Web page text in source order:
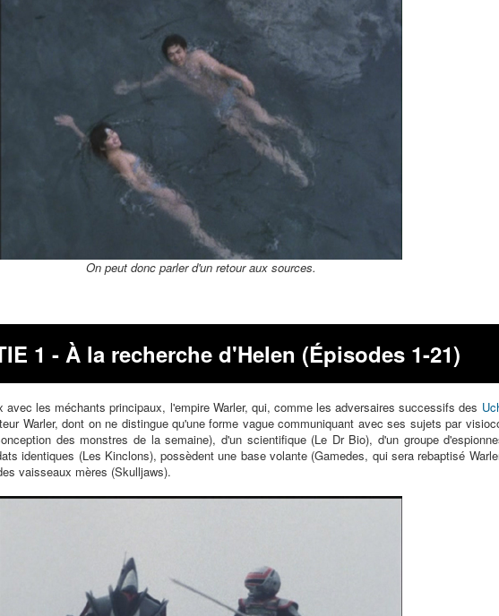
On peut donc parler d'un retour aux sources.
1 - À la recherche d'Helen (Épisodes 1-21)
les méchants principaux, l'empire Warler, qui, comme les adversaires successifs des
Warler, dont on ne distingue qu'une forme vague communiquant avec ses sujets par
des monstres de la semaine), d'un scientifique (Le Dr Bio), d'un groupe
identiques (Les Kinclons), possèdent une base volante (Gamedes, qui sera rebaptisé
vaisseaux mères (Skulljaws).